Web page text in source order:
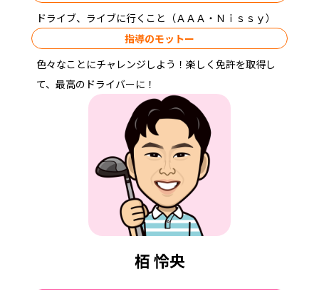
ドライブ、ライブに行くこと（ＡＡＡ・Ｎｉｓｓｙ）
指導のモットー
色々なことにチャレンジしよう！楽しく免許を取得し
て、最高のドライバーに！
栢 怜央